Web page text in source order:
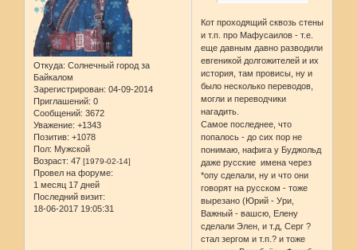
Откуда: Солнечный город за
Байкалом
Зарегистрирован: 04-09-2014
Приглашений: 0
Сообщений: 3672
Уважение: +1343
Позитив: +1078
Пол: Мужской
Возраст: 47 [1979-02-14]
Провел на форуме:
1 месяц 17 дней
Последний визит:
18-06-2017 19:05:31
Кот проходящий сквозь стены
и т.п. про Мафусаилов - т.е.
еще давным давно разводили
евгеникой долгожителей и их
история, там провисы, ну и
было несколько переводов,
могли и переводчики
нагадить.
Самое последнее, что
попалось - до сих пор не
понимаю, нафига у Буджольд
даже русские имена через
*опу сделали, ну и что они
говорят на русском - тоже
вырезано (Юрий - Ури,
Важный - вашсю, Елену
сделали Элен, и т.д, Серг ?
стал зергом и т.п.? и тоже